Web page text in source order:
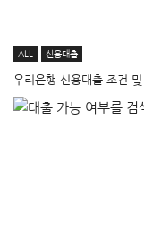
ALL 신용대출
우리은행 신용대출 조건